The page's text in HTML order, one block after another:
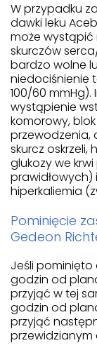
W przypadku
dawki leku
może wystąpić
skurczów
bardzo wolne
niedociśnienie
100/60
wystąpienie
komorowy,
przewodzenia,
skurcz oskrzeli,
glukozy we
hiperkaliemia
Pominięcie
Gedeon
Jeśli pominięto
godzin od
przyjąć w tej
godzin od
przyjąć
przewidzianym